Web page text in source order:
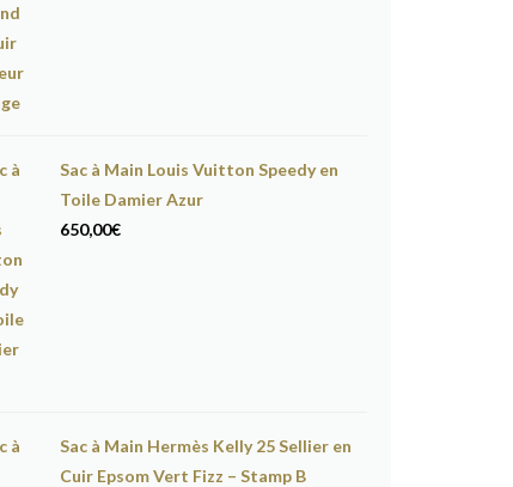
Sac à Main Louis Vuitton Speedy en
Toile Damier Azur
650,00€
Sac à Main Hermès Kelly 25 Sellier en
Cuir Epsom Vert Fizz – Stamp B